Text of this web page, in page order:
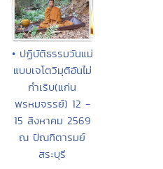
• ปฏิบัติธรรมวันแม่
แบบเจโตวิมุติอันไม่
กำเริบ(แก่น
พรหมจรรย์) 12 -
15 สิงหาคม 2569
ณ ปัณฑิตารมย์
สระบุรี